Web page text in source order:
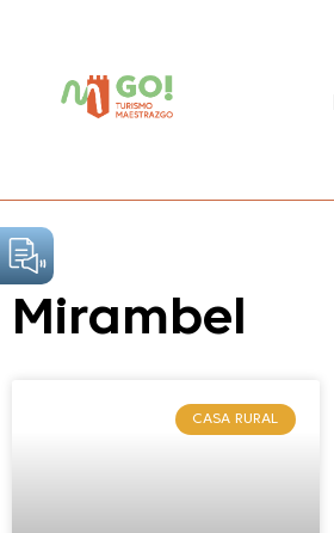
Mirambel
CASA RURAL